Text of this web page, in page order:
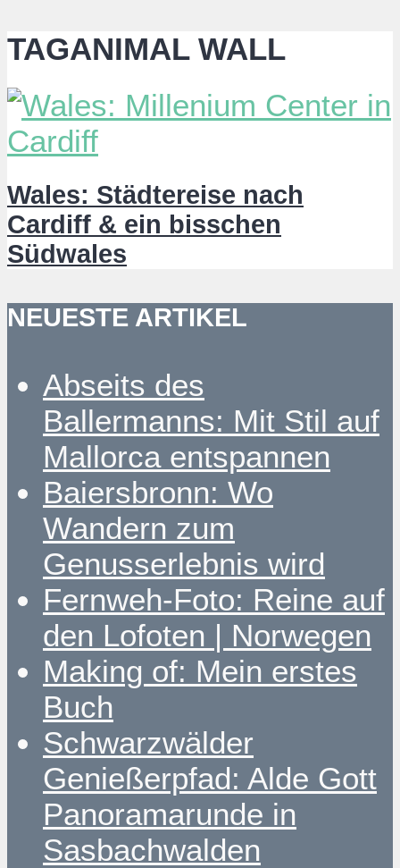
TAGANIMAL WALL
Wales: Städtereise nach
Cardiff & ein bisschen
Südwales
NEUESTE ARTIKEL
Abseits des
Ballermanns: Mit Stil auf
Mallorca entspannen
Baiersbronn: Wo
Wandern zum
Genusserlebnis wird
Fernweh-Foto: Reine auf
den Lofoten | Norwegen
Making of: Mein erstes
Buch
Schwarzwälder
Genießerpfad: Alde Gott
Panoramarunde in
Sasbachwalden